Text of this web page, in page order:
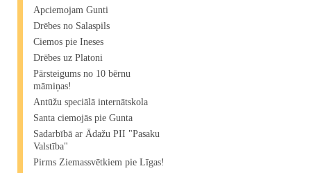
Apciemojam Gunti
Drēbes no Salaspils
Ciemos pie Ineses
Drēbes uz Platoni
Pārsteigums no 10 bērnu
māmiņas!
Antūžu speciālā internātskola
Santa ciemojās pie Gunta
Sadarbībā ar Ādažu PII "Pasaku
Valstība"
Pirms Ziemassvētkiem pie Līgas!